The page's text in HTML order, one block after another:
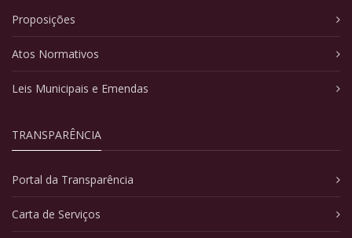
Proposições
Atos Normativos
Leis Municipais e Emendas
TRANSPARÊNCIA
Portal da Transparência
Carta de Serviços